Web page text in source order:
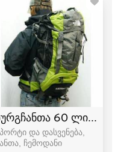
The North Face
60
და დასვენება,
ჩემოდანი